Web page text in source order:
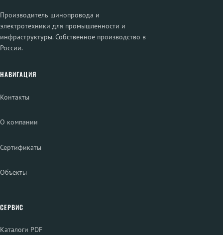
Производитель шинопровода и
электротехники для промышленности и
инфраструктуры. Собственное производство в
России.
НАВИГАЦИЯ
Контакты
О компании
Сертификаты
Объекты
СЕРВИС
Каталоги PDF